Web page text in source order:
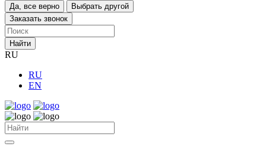
Да, все верно
Выбрать другой
Заказать звонок
Найти
RU
RU
EN